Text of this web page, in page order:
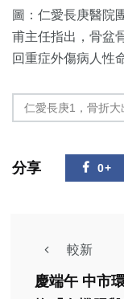
圖：仁愛長庚醫院
甫主任指出，骨盆
回重症外傷病人性
仁愛長庚1，骨折
分享 0+
較新
慶端午 中市